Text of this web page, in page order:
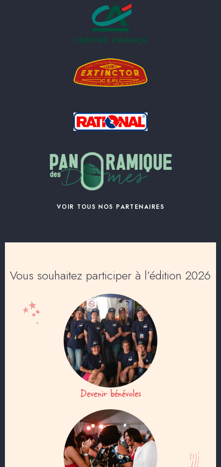
VOIR TOUS NOS PARTENAIRES
Vous souhaitez participer à l’édition 2026
Devenir bénévoles